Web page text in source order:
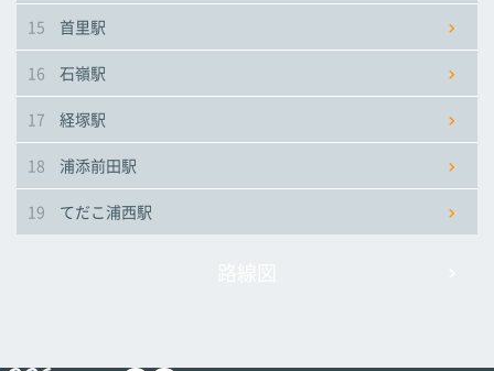
15 首里駅
16 石嶺駅
17 経塚駅
18 浦添前田駅
19 てだこ浦西駅